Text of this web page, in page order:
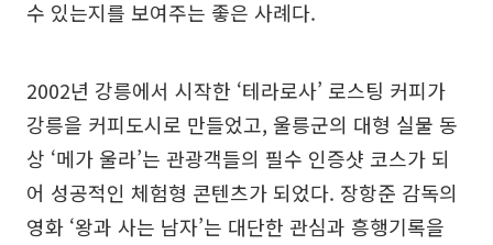
수 있는지를 보여주는 좋은 사례다.
2002년 강릉에서 시작한 ‘테라로사’ 로스팅 커피가
강릉을 커피도시로 만들었고, 울릉군의 대형 실물 동
상 ‘메가 울라’는 관광객들의 필수 인증샷 코스가 되
어 성공적인 체험형 콘텐츠가 되었다. 장항준 감독의
영화 ‘왕과 사는 남자’는 대단한 관심과 흥행기록을